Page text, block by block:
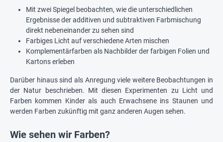
Mit zwei Spiegel beobachten, wie die unterschiedlichen
Ergebnisse der additiven und subtraktiven Farbmischung
direkt nebeneinander zu sehen sind
Farbiges Licht auf verschiedene Arten mischen
Komplementärfarben als Nachbilder der farbigen Folien und
Kartons erleben
Darüber hinaus sind als Anregung viele weitere Beobachtungen in
der Natur beschrieben. Mit diesen Experimenten zu Licht und
Farben kommen Kinder als auch Erwachsene ins Staunen und
werden Farben zukünftig mit ganz anderen Augen sehen.
Wie sehen wir Farben?